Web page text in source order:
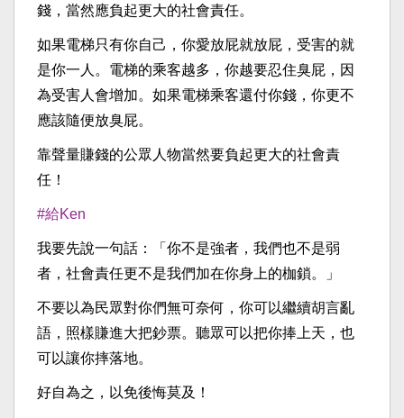
錢，當然應負起更大的社會責任。
如果電梯只有你自己，你愛放屁就放屁，受害的就
是你一人。電梯的乘客越多，你越要忍住臭屁，因
為受害人會增加。如果電梯乘客還付你錢，你更不
應該隨便放臭屁。
靠聲量賺錢的公眾人物當然要負起更大的社會責
任！
#給Ken
我要先說一句話：「你不是強者，我們也不是弱
者，社會責任更不是我們加在你身上的枷鎖。」
不要以為民眾對你們無可奈何，你可以繼續胡言亂
語，照樣賺進大把鈔票。聽眾可以把你捧上天，也
可以讓你摔落地。
好自為之，以免後悔莫及！